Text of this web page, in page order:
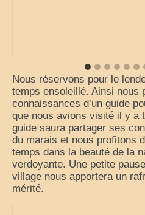
Nous réservons pour le
temps ensoleillé. Ainsi nous
connaissances d’un guide
que nous avions visité il y a
guide saura partager ses
du marais et nous profitons
temps dans la beauté de la
verdoyante. Une petite
village nous apportera un
mérité.